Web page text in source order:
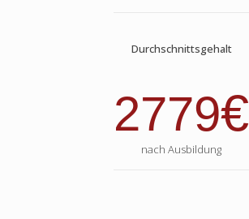
Durchschnittsgehalt
2779€
nach Ausbildung